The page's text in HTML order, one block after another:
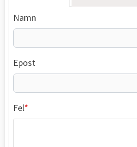
Namn
Epost
Fel